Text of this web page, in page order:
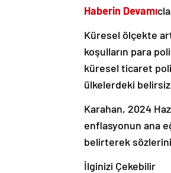
Haberin Devamı
Küresel ölçekte
koşulların para
küresel ticaret
ülkelerdeki
Karahan, 2024
enflasyonun ana
belirterek
İlginizi Çekebilir